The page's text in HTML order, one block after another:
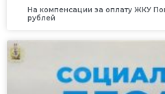
На компенсации за оплату ЖКУ
рублей